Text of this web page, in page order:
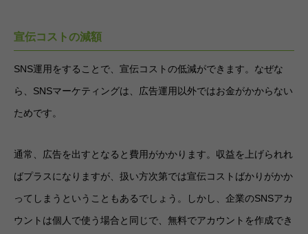
宣伝コストの減額
SNS運用をすることで、宣伝コストの低減ができます。なぜな
ら、SNSマーケティングは、広告運用以外ではお金がかからない
ためです。
通常、広告を出すとなると費用がかかります。収益を上げられれ
ばプラスになりますが、扱い方次第では宣伝コストばかりがかか
ってしまうということもあるでしょう。しかし、企業のSNSアカ
ウントは個人で使う場合と同じで、無料でアカウントを作成でき